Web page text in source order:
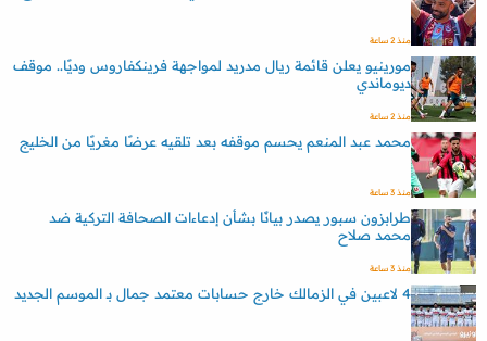
منذ 2 ساعة
مورينيو يعلن قائمة ريال مدريد لمواجهة فرينكفاروس وديًا.. موقف
ديوماندي
منذ 2 ساعة
محمد عبد المنعم يحسم موقفه بعد تلقيه عرضًا مغريًا من الخليج
منذ 3 ساعة
طرابزون سبور يصدر بيانًا بشأن إدعاءات الصحافة التركية ضد
محمد صلاح
منذ 3 ساعة
4 لاعبين في الزمالك خارج حسابات معتمد جمال بـ الموسم الجديد